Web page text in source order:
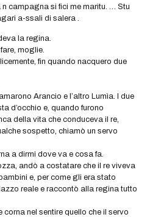
campagna si fici me maritu. … Stu
a-ssali di salera .
la regina.
moglie.
fin quando nacquero due
Arancio e l’altro Lumìa. I due
d’occhio e, quando furono
della vita che conduceva il re,
sospetto, chiamò un servo
a dirmi dove va e cosa fa.
andò a costatare che il re viveva
e, per come gli era stato
reale e raccontò alla regina tutto
nel sentire quello che il servo